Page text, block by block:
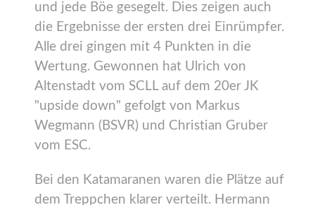
und jede Böe gesegelt. Dies zeigen auch
die Ergebnisse der ersten drei Einrümpfer.
Alle drei gingen mit 4 Punkten in die
Wertung. Gewonnen hat Ulrich von
Altenstadt vom SCLL auf dem 20er JK
"upside down" gefolgt von Markus
Wegmann (BSVR) und Christian Gruber
vom ESC.
Bei den Katamaranen waren die Plätze auf
dem Treppchen klarer verteilt. Hermann